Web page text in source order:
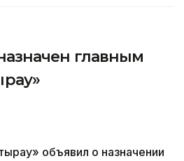
главным
объявил о назначении